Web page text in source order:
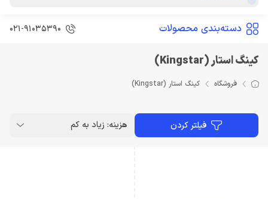
دسته‌بندی محصولات 021-91035390
کینگ استار (Kingstar)
فروشگاه کینگ استار (Kingstar)
فیلتر کردن هزینه: زیاد به کم